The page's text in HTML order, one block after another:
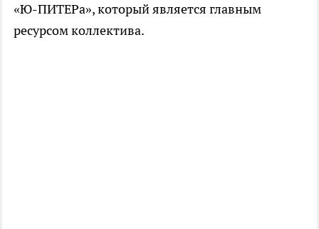
«Ю-ПИТЕРа», который является главным
ресурсом коллектива.